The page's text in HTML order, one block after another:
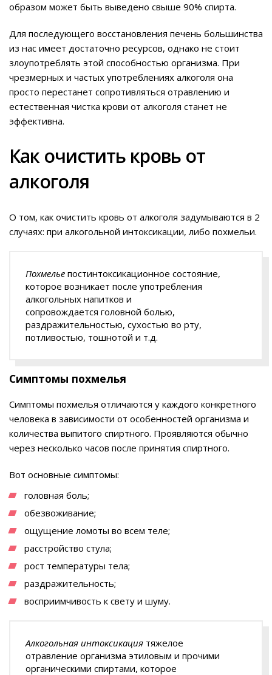
образом может быть выведено свыше 90% спирта.
Для последующего восстановления печень большинства
из нас имеет достаточно ресурсов, однако не стоит
злоупотреблять этой способностью организма. При
чрезмерных и частых употреблениях алкоголя она
просто перестанет сопротивляться отравлению и
естественная чистка крови от алкоголя станет не
эффективна.
Как очистить кровь от
алкоголя
О том, как очистить кровь от алкоголя задумываются в 2
случаях: при алкогольной интоксикации, либо похмельи.
Похмелье постинтоксикационное состояние,
которое возникает после употребления
алкогольных напитков и
сопровождается головной болью,
раздражительностью, сухостью во рту,
потливостью, тошнотой и т.д.
Симптомы похмелья
Симптомы похмелья отличаются у каждого конкретного
человека в зависимости от особенностей организма и
количества выпитого спиртного. Проявляются обычно
через несколько часов после принятия спиртного.
Вот основные симптомы:
головная боль;
обезвоживание;
ощущение ломоты во всем теле;
расстройство стула;
рост температуры тела;
раздражительность;
восприимчивость к свету и шуму.
Алкогольная интоксикация тяжелое
отравление организма этиловым и прочими
органическими спиртами, которое